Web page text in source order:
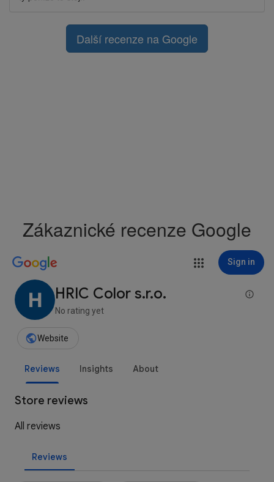
Další recenze na Google
Zákaznické recenze Google